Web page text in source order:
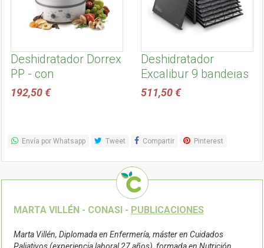
Deshidratador Dorrex
PP - con
temporizador
192,50 €
Deshidratador
Excalibur 9 bandejas
con temporizador
manual
511,50 €
Envía por Whatsapp Tweet Compartir Pinterest
MARTA VILLÉN - CONASI - PUBLICACIONES
Marta Villén, Diplomada en Enfermería, máster en Cuidados
Paliativos (experiencia laboral 27 años), formada en Nutrición